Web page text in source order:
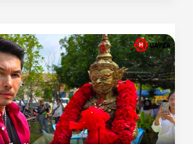
เลข
เด็ด
“ท้าว
เวส
สุวรรณ”